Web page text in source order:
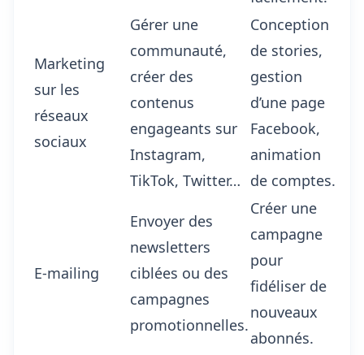
Marketing
sur les
réseaux
sociaux
Gérer une
communauté,
créer des
contenus
engageants sur
Instagram,
TikTok, Twitter…
Conception
de stories,
gestion
d’une page
Facebook,
animation
de comptes.
E-mailing
Envoyer des
newsletters
ciblées ou des
campagnes
promotionnelles.
Créer une
campagne
pour
fidéliser de
nouveaux
abonnés.